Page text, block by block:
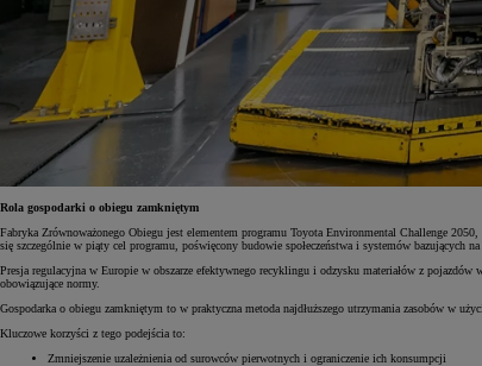
Rola gospodarki o obiegu zamkniętym
Fabryka Zrównoważonego Obiegu jest elementem programu Toyota Environmental Challenge
się szczególnie w piąty cel programu, poświęcony budowie społeczeństwa i systemów bazujących
Presja regulacyjna w Europie w obszarze efektywnego recyklingu i odzysku materiałów z
obowiązujące normy.
Gospodarka o obiegu zamkniętym to w praktyczna metoda najdłuższego utrzymania zasobów w
Kluczowe korzyści z tego podejścia to:
Zmniejszenie uzależnienia od surowców pierwotnych i ograniczenie ich konsumpcji